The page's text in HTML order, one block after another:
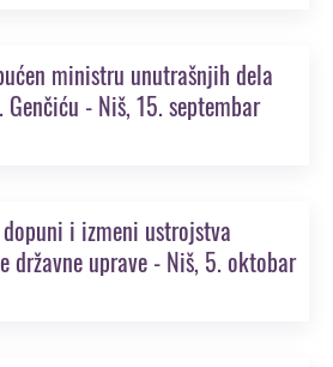
ministru unutrašnjih dela
- Niš, 15. septembar
i izmeni ustrojstva
državne uprave - Niš, 5. oktobar